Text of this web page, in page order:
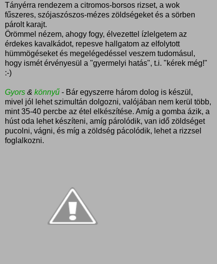
Tányérra rendezem a citromos-borsos rizset, a wok
fűszeres, szójaszószos-mézes zöldségeket és a sörben
párolt karajt.
Örömmel nézem, ahogy fogy, élvezettel ízlelgetem az
érdekes kavalkádot, repesve hallgatom az elfolytott
hümmögéseket és megelégedéssel veszem tudomásul,
hogy ismét érvényesül a "gyermelyi hatás", t.i. "kérek még!"
:-)
Gyors & könnyű - Bár egyszerre három dolog is készül,
mivel jól lehet szimultán dolgozni, valójában nem kerül több,
mint 35-40 percbe az étel elkészítése. Amíg a gomba ázik, a
húst oda lehet készíteni, amíg párolódik, van idő zöldséget
pucolni, vágni, és míg a zöldség pácolódik, lehet a rizzsel
foglalkozni.